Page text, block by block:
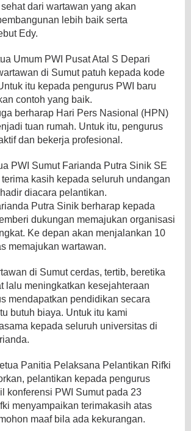
dari wartawan yang akan
lebih baik serta
Edy.
Umum PWI Pusat Atal S Depari
di Sumut patuh kepada kode
itu kepada pengurus PWI baru
contoh yang baik.
berharap Hari Pers Nasional (HPN)
tuan rumah. Untuk itu, pengurus
dan bekerja profesional.
PWI Sumut Farianda Putra Sinik SE
kasih kepada seluruh undangan
diacara pelantikan.
Putra Sinik berharap kepada
dukungan memajukan organisasi
Ke depan akan menjalankan 10
memajukan wartawan.
di Sumut cerdas, tertib, beretika
lalu meningkatkan kesejahteraan
mendapatkan pendidikan secara
butuh biaya. Untuk itu kami
kepada seluruh universitas di
Panitia Pelaksana Pelantikan Rifki
pelantikan kepada pengurus
konferensi PWI Sumut pada 23
menyampaikan terimakasih atas
maaf bila ada kekurangan.